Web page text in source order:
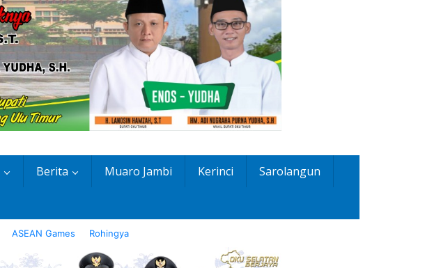
Berita Muaro Jambi Kerinci Sarolangun
ASEAN Games Rohingya